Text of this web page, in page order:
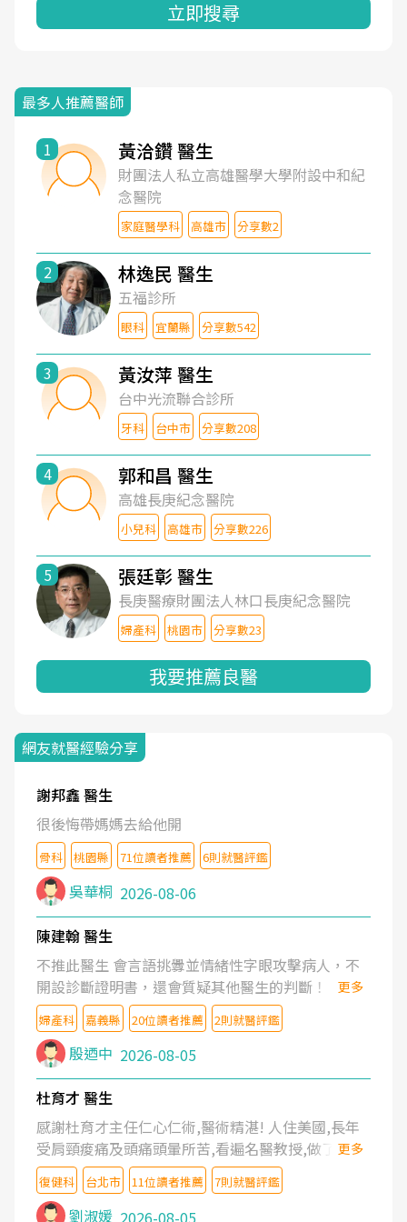
立即搜尋
最多人推薦醫師
1 黃洽鑽 醫生
財團法人私立高雄醫學大學附設中和紀
念醫院
家庭醫學科 高雄市 分享數2
2 林逸民 醫生
五福診所
眼科 宜蘭縣 分享數542
3 黃汝萍 醫生
台中光流聯合診所
牙科 台中市 分享數208
4 郭和昌 醫生
高雄長庚紀念醫院
小兒科 高雄市 分享數226
5 張廷彰 醫生
長庚醫療財團法人林口長庚紀念醫院
婦產科 桃園市 分享數23
我要推薦良醫
網友就醫經驗分享
謝邦鑫 醫生
很後悔帶媽媽去給他開
骨科 桃園縣 71位讀者推薦 6則就醫評鑑
吳華桐 2026-08-06
陳建翰 醫生
不推此醫生 會言語挑釁並情緒性字眼攻擊病人，不
開設診斷證明書，還會質疑其他醫生的判斷！
更多
婦產科 嘉義縣 20位讀者推薦 2則就醫評鑑
殷迺中 2026-08-05
杜育才 醫生
感謝杜育才主任仁心仁術,醫術精湛! 人住美國,長年
受肩頸痠痛及頭痛頭暈所苦,看遍名醫教授,做了各種
檢查,也嘗試過西醫打針,中醫針灸及物理徒手治療都
沒有用,後來連吃到嗎啡類止痛藥都效果有限,只是壓
症狀,沒多久就痛起來,多年失眠嚴重影響生活品質.
更多
復健科 台北市 11位讀者推薦 7則就醫評鑑
劉淑媛 2026-08-05